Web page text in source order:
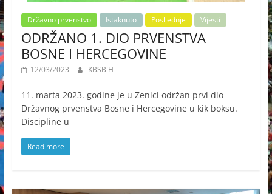
Državno prvenstvo Istaknuto Posljednje Vijesti
ODRŽANO 1. DIO PRVENSTVA
BOSNE I HERCEGOVINE
12/03/2023 KBSBiH
11. marta 2023. godine je u Zenici održan prvi dio
Državnog prvenstva Bosne i Hercegovine u kik boksu.
Discipline u
Read more